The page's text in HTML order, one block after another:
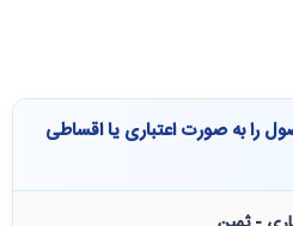
را به صورت اعتباری یا اقساطی